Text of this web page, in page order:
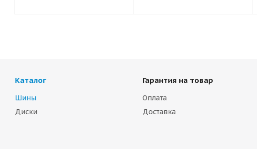
Каталог
Шины
Диски
Гарантия на товар
Оплата
Доставка